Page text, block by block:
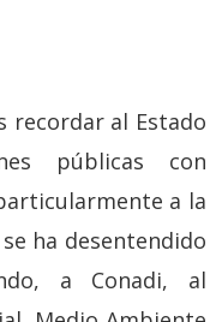
al Estado
públicas con
a la
ha desentendido
a Conadi, al